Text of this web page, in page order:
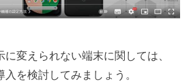
変えられない端末に関しては、
を検討してみましょう。